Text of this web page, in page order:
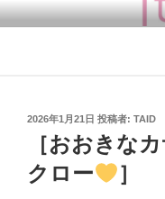
コ
ン
TA:ID
タイドトーキョー /
さん coucou suzette日本
投
2026年1月21日 投稿者: TAID
［おおきな
クロー
］